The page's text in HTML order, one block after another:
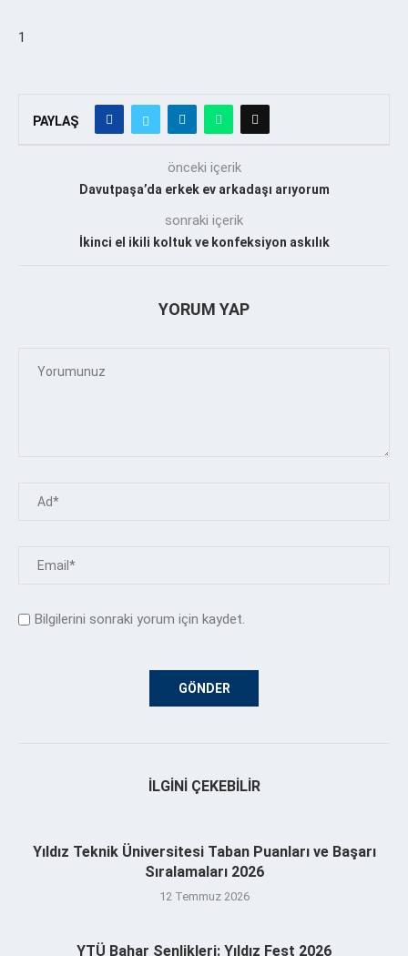
1
PAYLAŞ
önceki içerik
Davutpaşa’da erkek ev arkadaşı arıyorum
sonraki içerik
İkinci el ikili koltuk ve konfeksiyon askılık
YORUM YAP
Bilgilerini sonraki yorum için kaydet.
İLGINI ÇEKEBILIR
Yıldız Teknik Üniversitesi Taban Puanları ve Başarı
Sıralamaları 2026
12 Temmuz 2026
YTÜ Bahar Şenlikleri: Yıldız Fest 2026